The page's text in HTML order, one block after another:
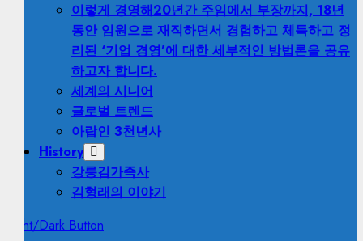
이렇게 경영해20년간 주임에서 부장까지, 18년
동안 임원으로 재직하면서 경험하고 체득하고 정
리된 ‘기업 경영’에 대한 세부적인 방법론을 공유
하고자 합니다.
세계의 시니어
글로벌 트렌드
아랍인 3천년사
History
강릉김가족사
김형래의 이야기
Light/Dark Button